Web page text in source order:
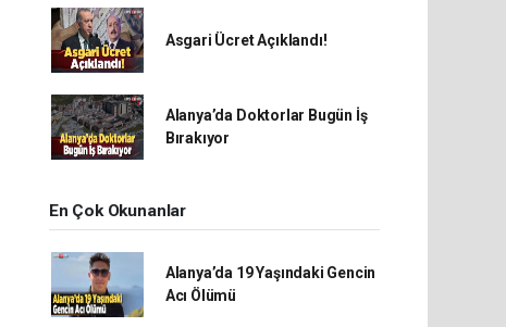
Asgari Ücret Açıklandı!
Alanya’da Doktorlar Bugün İş
Bırakıyor
En Çok Okunanlar
Alanya’da 19 Yaşındaki Gencin
Acı Ölümü